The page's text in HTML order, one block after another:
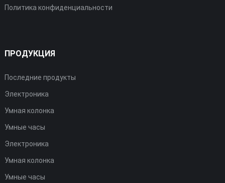
Политика конфиденциальности
ПРОДУКЦИЯ
Последние продукты
Электроника
Умная колонка
Умные часы
Электроника
Умная колонка
Умные часы